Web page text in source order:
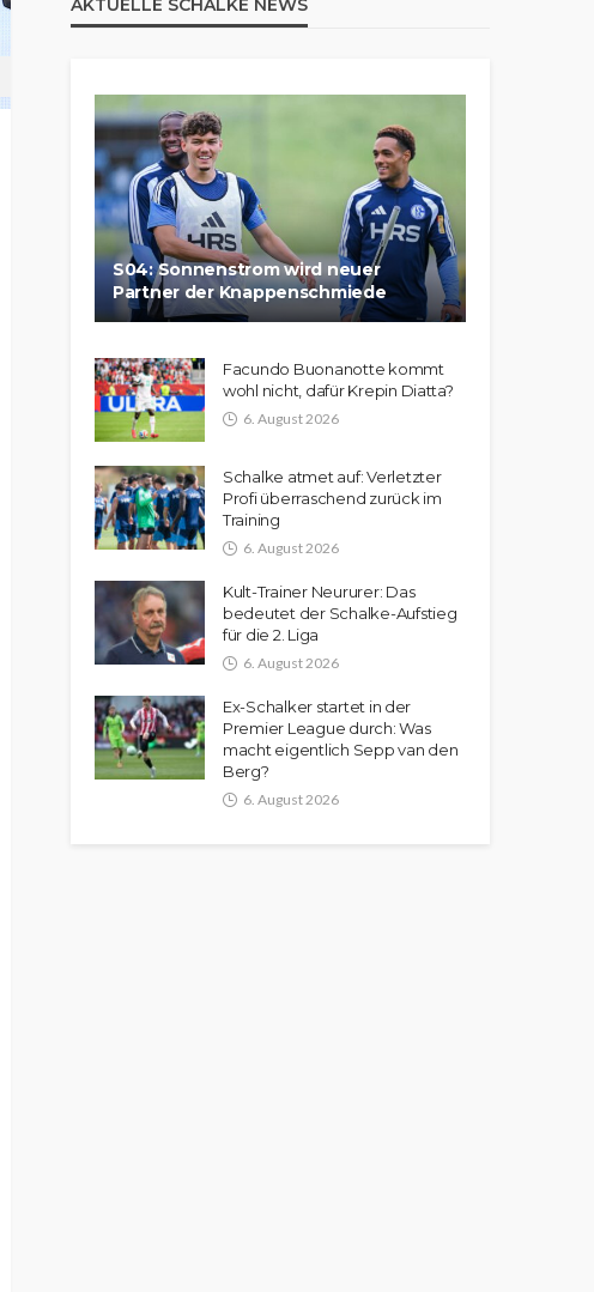
AKTUELLE SCHALKE NEWS
S04: Sonnenstrom wird neuer
Partner der Knappenschmiede
Facundo Buonanotte kommt
wohl nicht, dafür Krepin Diatta?
6. August 2026
Schalke atmet auf: Verletzter
Profi überraschend zurück im
Training
6. August 2026
Kult-Trainer Neururer: Das
bedeutet der Schalke-Aufstieg
für die 2. Liga
6. August 2026
Ex-Schalker startet in der
Premier League durch: Was
macht eigentlich Sepp van den
Berg?
6. August 2026